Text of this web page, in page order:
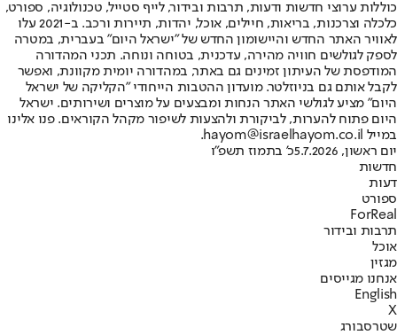
כוללות ערוצי חדשות ודעות, תרבות ובידור, לייף סטייל, טכנולוגיה, ספורט,
כלכלה וצרכנות, בריאות, חיילים, אוכל, יהדות, תיירות ורכב. ב-2021 עלו
לאוויר האתר החדש והיישומון החדש של "ישראל היום" בעברית, במטרה
לספק לגולשים חוויה מהירה, עדכנית, בטוחה ונוחה. תכני המהדורה
המודפסת של העיתון זמינים גם באתר, במהדורה יומית מקוונת, ואפשר
לקבל אותם גם בניוזלטר. מועדון ההטבות הייחודי "הקליקה של ישראל
היום" מציע לגולשי האתר הנחות ומבצעים על מוצרים ושירותים. ישראל
היום פתוח להערות, לביקורת ולהצעות לשיפור מקהל הקוראים. פנו אלינו
במייל hayom@israelhayom.co.il.
יום ראשון, 5.7.2026
כ' בתמוז תשפ"ו
חדשות
דעות
ספורט
ForReal
תרבות ובידור
אוכל
מגזין
אנחנו מגייסים
English
X
שטרסבורג